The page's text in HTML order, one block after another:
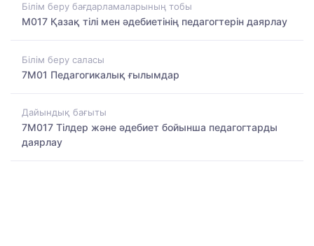
Білім беру бағдарламаларының тобы
M017 Қазақ тілі мен әдебиетінің педагогтерін даярлау
Білім беру саласы
7M01 Педагогикалық ғылымдар
Дайындық бағыты
7M017 Тілдер және әдебиет бойынша педагогтарды
даярлау